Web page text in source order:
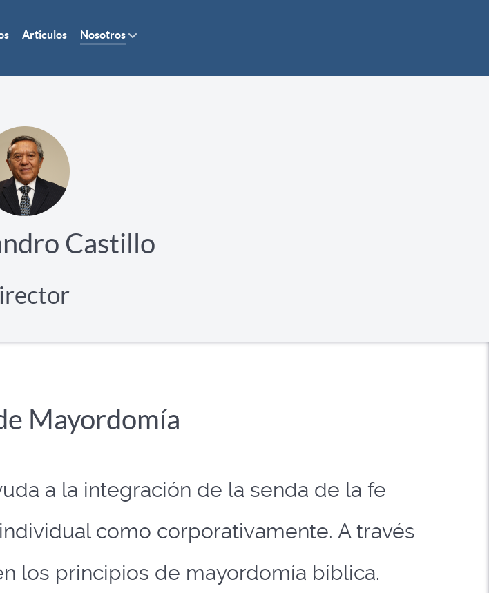
Articulos Nosotros
Castillo
Mayordomía
a la integración de la senda de la fe
como corporativamente. A través
los principios de mayordomía bíblica.